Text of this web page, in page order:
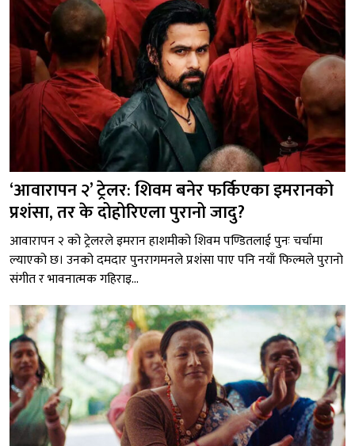
‘आवारापन २’ ट्रेलर: शिवम बनेर फर्किएका इमरानको
प्रशंसा, तर के दोहोरिएला पुरानो जादु?
आवारापन २ को ट्रेलरले इमरान हाशमीको शिवम पण्डितलाई पुनः चर्चामा
ल्याएको छ। उनको दमदार पुनरागमनले प्रशंसा पाए पनि नयाँ फिल्मले पुरानो
संगीत र भावनात्मक गहिराइ...